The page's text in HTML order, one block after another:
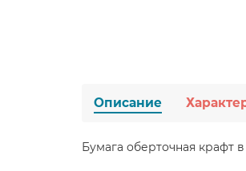
Описание
Бумага оберточная крафт